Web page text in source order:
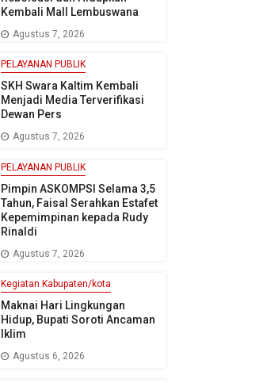
Kembali Mall Lembuswana
Agustus 7, 2026
PELAYANAN PUBLIK
SKH Swara Kaltim Kembali
Menjadi Media Terverifikasi
Dewan Pers
Agustus 7, 2026
PELAYANAN PUBLIK
Pimpin ASKOMPSI Selama 3,5
Tahun, Faisal Serahkan Estafet
Kepemimpinan kepada Rudy
Rinaldi
Agustus 7, 2026
Kegiatan Kabupaten/kota
Maknai Hari Lingkungan
Hidup, Bupati Soroti Ancaman
Iklim
Agustus 6, 2026